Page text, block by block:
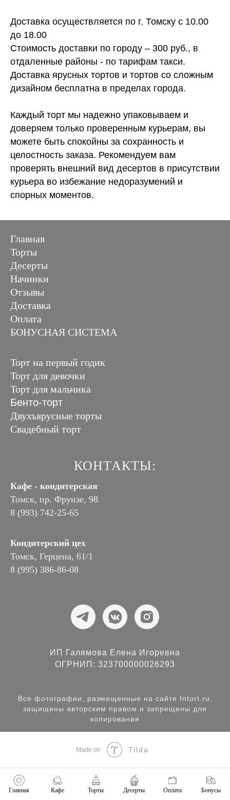
Главная Кафе Торты Десерты Оплата Бонусы
Доставка осуществляется по г. Томску с 10.00
до 18.00
Стоимость доставки по городу – 300 руб., в
отдаленные районы - по тарифам такси.
Доставка ярусных тортов и тортов со сложным
дизайном бесплатна в пределах города.
Каждый торт мы надежно упаковываем и
доверяем только проверенным курьерам, вы
можете быть спокойны за сохранность и
целостность заказа. Рекомендуем вам
проверять внешний вид десертов в присутствии
курьера во избежание недоразумений и
спорных моментов.
Главная
Торты
Десерты
Начинки
Отзывы
Доставка
Оплата
БОНУСНАЯ СИСТЕМА
Торт на первый годик
Торт для девочки
Торт для мальчика
Бенто-торт
Двухъярусные торты
Свадебный торт
КОНТАКТЫ:
Кафе - кондитерская
Томск, пр. Фрунзе, 98
8 (993) 742-25-65
Кондитерский цех
Томск, Герцена, 61/1
8 (995) 386-86-08
ИП Галямова Елена Игоревна
ОГРНИП: 323700000026293
Все фотографии, размещенные на сайте Intort.ru,
защищены авторским правом и запрещены для
копирования
Made on Tilda